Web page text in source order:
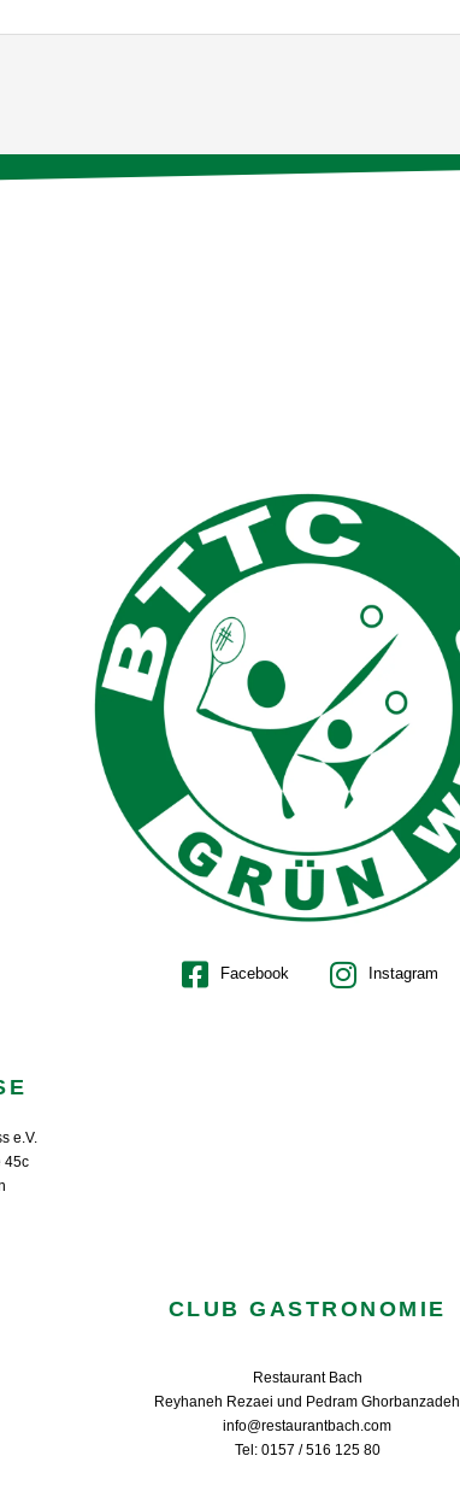
Facebook Instagram
e.V.
45c
CLUB GASTRONOMIE
Restaurant Bach
Reyhaneh Rezaei und Pedram Ghorbanzadeh
info@restaurantbach.com
Tel: 0157 / 516 125 80